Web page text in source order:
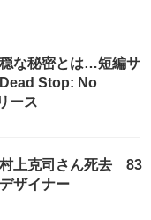
な秘密とは…短編サ
Stop: No
ース
村上克司さん死去 83
ザイナー